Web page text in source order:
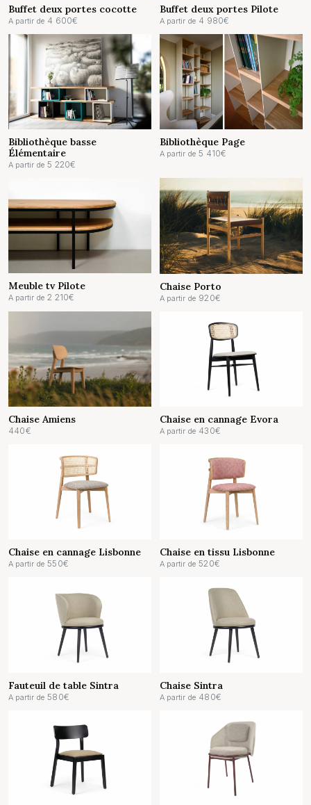
Buffet deux portes cocotte
A partir de 4 600€
Buffet deux portes Pilote
A partir de 4 980€
Bibliothèque basse
Élémentaire
A partir de 5 220€
Bibliothèque Page
A partir de 5 410€
Meuble tv Pilote
A partir de 2 210€
Chaise Porto
A partir de 920€
Chaise Amiens
440€
Chaise en cannage Evora
A partir de 430€
Chaise en cannage Lisbonne
A partir de 550€
Chaise en tissu Lisbonne
A partir de 520€
Fauteuil de table Sintra
A partir de 580€
Chaise Sintra
A partir de 480€